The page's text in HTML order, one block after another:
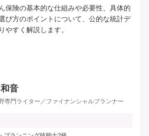
】特定３疾病保障型(Ⅰ型) | 基本給付金額：50万円 |
：0円 | 特定３疾病保険料払込免除特約(25)(Ⅰ型) ：付
料払込期間：終身 | 募集文書番号：HP-M353-772-
無料で相談予約
保険の基本的な仕組みや必要性、具体的
び方のポイントについて、公的な統計デ
やすく解説します。
音
専門ライター／ファイナンシャルプランナー